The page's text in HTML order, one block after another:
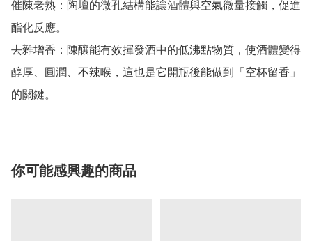
催陳老熟：陶壇的微孔結構能讓酒體與空氣微量接觸，促進
酯化反應。
去雜增香：陳釀能有效揮發酒中的低沸點物質，使酒體變得
醇厚、圓潤、不辣喉，這也是它開瓶後能做到「空杯留香」
的關鍵。
你可能感興趣的商品